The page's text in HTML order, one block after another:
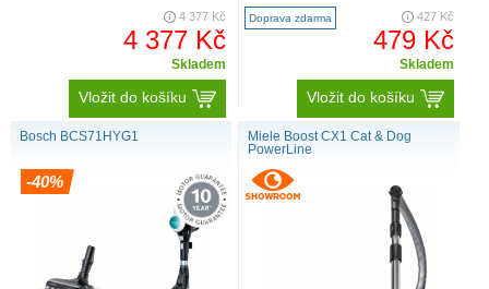
4 377 Kč
4 377 Kč
Skladem
Vložit do košíku
víkem Pro 75 g ..
Doprava zdarma 427 Kč
479 Kč
Skladem
Vložit do košíku
Bosch BCS71HYG1
-40%
Miele Boost CX1 Cat & Dog
PowerLine